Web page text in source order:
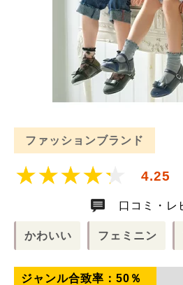
ファッションブランド
4.25
口コミ・レ
かわいい フェミニン
ジャンル合致率： 50 ％